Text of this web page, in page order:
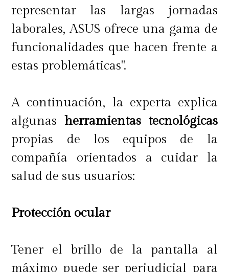
representar las largas jornadas
laborales, ASUS ofrece una gama de
funcionalidades que hacen frente a
estas problemáticas".
A continuación, la experta explica
algunas herramientas tecnológicas
propias de los equipos de la
compañía orientados a cuidar la
salud de sus usuarios:
Protección ocular
Tener el brillo de la pantalla al
máximo puede ser perjudicial para